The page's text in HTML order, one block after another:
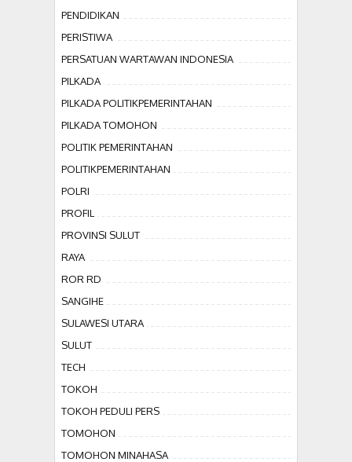
PENDIDIKAN
PERISTIWA
PERSATUAN WARTAWAN INDONESIA
PILKADA
PILKADA POLITIKPEMERINTAHAN
PILKADA TOMOHON
POLITIK PEMERINTAHAN
POLITIKPEMERINTAHAN
POLRI
PROFIL
PROVINSI SULUT
RAYA
ROR RD
SANGIHE
SULAWESI UTARA
SULUT
TECH
TOKOH
TOKOH PEDULI PERS
TOMOHON
TOMOHON MINAHASA